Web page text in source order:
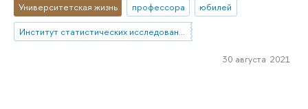
Университетская жизнь профессора
юбилей
Институт статистических исследований и экономики знаний
30 августа 2021